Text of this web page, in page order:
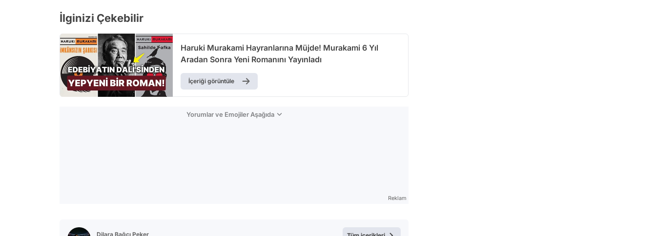
İlginizi Çekebilir
Haruki Murakami Hayranlarına Müjde! Murakami 6 Yıl
Aradan Sonra Yeni Romanını Yayınladı
İçeriği görüntüle
Yorumlar ve Emojiler Aşağıda
Reklam
Dilara Bağcı Peker